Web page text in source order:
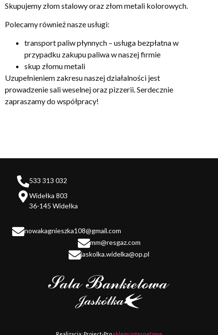
Skupujemy złom stalowy oraz złom metali kolorowych.
Polecamy również nasze usługi:
transport paliw płynnych – usługa bezpłatna w
przypadku zakupu paliwa w naszej firmie
skup złomu metali
Uzupełnieniem zakresu naszej działalności jest
prowadzenie sali weselnej oraz pizzerii. Serdecznie
zapraszamy do współpracy!
533 313 032
Widełka 803
36-145 Widełka
nowakagnieszka108@gmail.com
mm@resgaz.com
jaskolka.widelka@op.pl